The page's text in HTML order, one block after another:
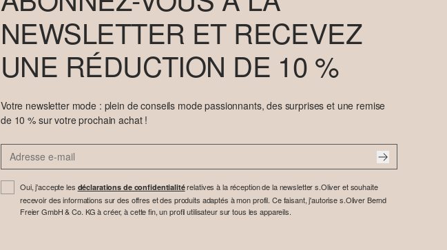
NEWSLETTER ET RECEVEZ
UNE RÉDUCTION DE 10 %
Votre newsletter mode : plein de conseils mode passionnants, des surprises et une remise
de 10 % sur votre prochain achat !
Oui, j'accepte les déclarations de confidentialitérelatives à la réception de la newsletter s.Oliver et souhaite
recevoir des informations sur des offres et des produits adaptés à mon profil. Ce faisant, j'autorise s.Oliver Bernd
Freier GmbH & Co. KG à créer, à cette fin, un profil utilisateur sur tous les appareils.